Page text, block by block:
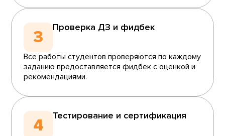
3 Проверка ДЗ и фидбек
Все работы студентов проверяются по каждому
заданию предоставляется фидбек с оценкой и
рекомендациями.
4 Тестирование и сертификация